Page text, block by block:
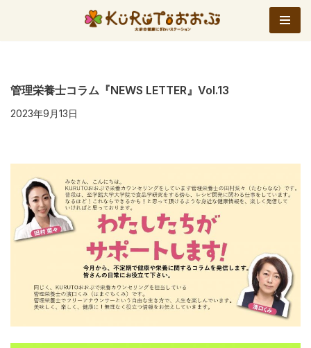
ン
ツ
管理栄養士コラム『NEWS LETTER』Vol.13
2023年9月13日